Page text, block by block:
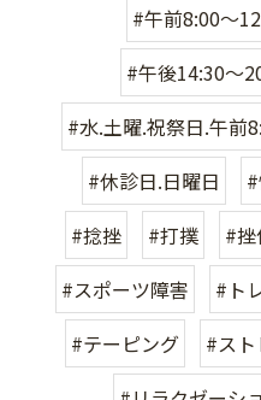
#午前8:00〜
#午後14:30〜
#水.土曜.祝祭日.午前
#休診日.日曜日
#捻挫
#打撲 #
#スポーツ障害
#ト
#テーピング
#ス